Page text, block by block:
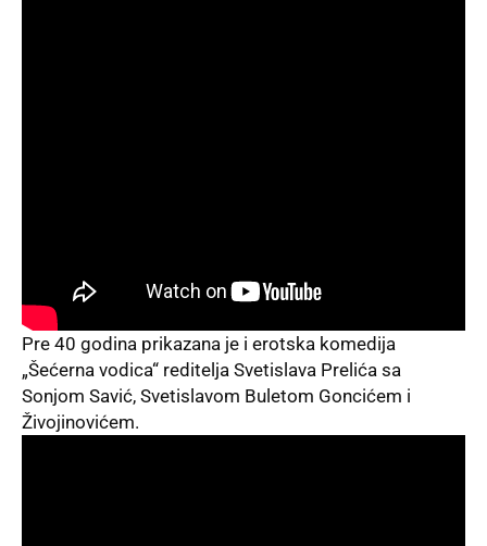
Pre 40 godina prikazana je i erotska komedija
„Šećerna vodica“ reditelja Svetislava Prelića sa
Sonjom Savić, Svetislavom Buletom Goncićem i
Živojinovićem.